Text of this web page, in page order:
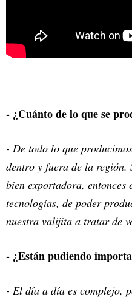
- ¿Cuánto de lo que se
- De todo lo que
dentro y fuera de la región.
bien exportadora, entonces
tecnologías, de poder
nuestra valijita a tratar de
- ¿Están pudiendo
- El día a día es complejo,